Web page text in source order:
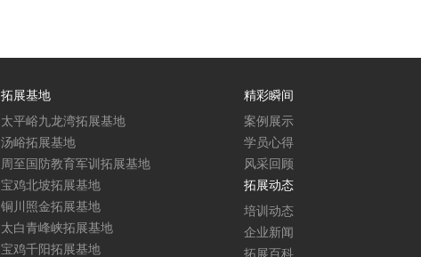
拓展基地
太平峪九龙湾拓展基地
汤峪拓展基地
周至国防教育军训拓展基地
宝鸡北坡拓展基地
铜川照金拓展基地
太白青峰峡拓展基地
宝鸡千阳拓展基地
精彩瞬间
案例展示
学员心得
风采回顾
拓展动态
培训动态
企业新闻
拓展百科